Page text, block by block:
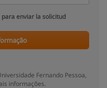
para enviar la solicitud
Fernando Pessoa,
informações.